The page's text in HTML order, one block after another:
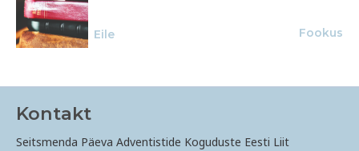
Eile Fookus
Kontakt
Seitsmenda Päeva Adventistide Koguduste Eesti Liit